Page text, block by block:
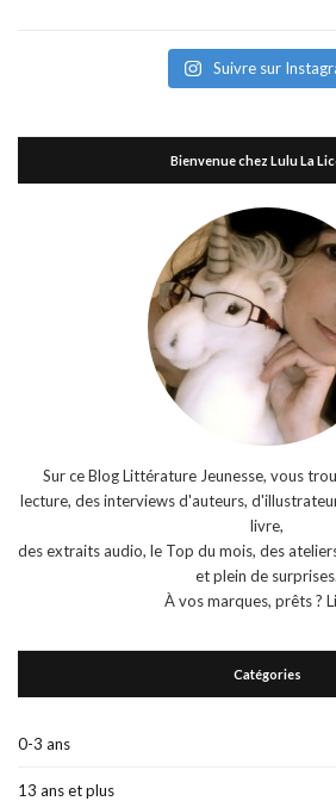
Suivre sur
Bienvenue chez Lulu La
Sur ce Blog Littérature Jeunesse, vous
lecture, des interviews d'auteurs,
livre,
des extraits audio, le Top du mois, des
et plein de surprises.
À vos marques, prêts ?
Catégories
0-3 ans
13 ans et plus